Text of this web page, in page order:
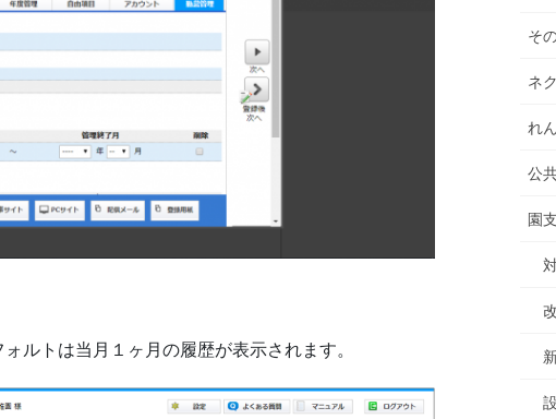
ルトは当月１ヶ月の履歴が表示されます。
そ
ネ
れ
公
園